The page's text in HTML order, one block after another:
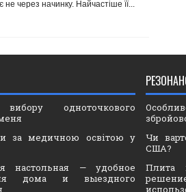
не через начинку. Найчастіше її...
вибору одноточкового
за медичною освітою у
настольная — удобное
дома и выездного
Чи
США?
Плита